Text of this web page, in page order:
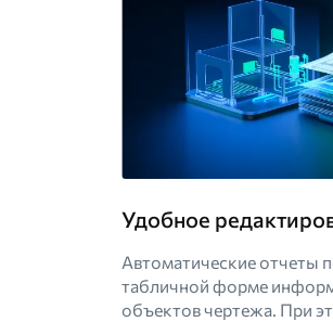
Удобное
Автоматические отчеты
табличной форме
объектов чертежа. При